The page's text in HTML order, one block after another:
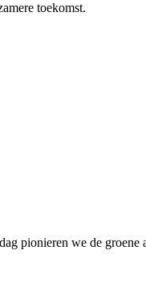
toekomst.
pionieren we de